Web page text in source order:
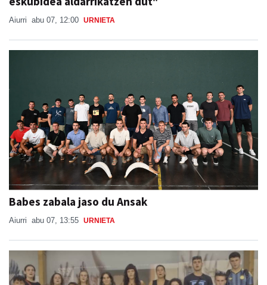
Babes zabala jaso du Ansak